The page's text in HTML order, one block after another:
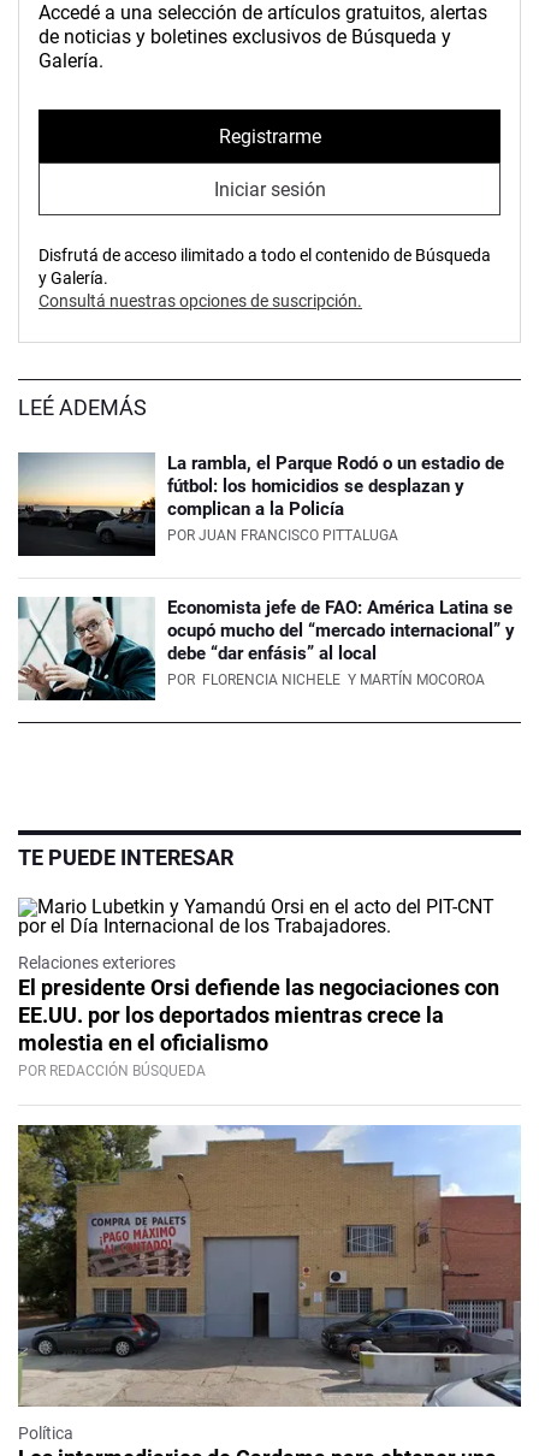
Accedé a una selección de artículos gratuitos, alertas
de noticias y boletines exclusivos de Búsqueda y
Galería.
Registrarme
Iniciar sesión
Disfrutá de acceso ilimitado a todo el contenido de Búsqueda
y Galería.
Consultá nuestras opciones de suscripción.
LEÉ ADEMÁS
La rambla, el Parque Rodó o un estadio de
fútbol: los homicidios se desplazan y
complican a la Policía
POR JUAN FRANCISCO PITTALUGA
Economista jefe de FAO: América Latina se
ocupó mucho del “mercado internacional” y
debe “dar enfásis” al local
POR FLORENCIA NICHELE Y MARTÍN MOCOROA
TE PUEDE INTERESAR
Relaciones exteriores
El presidente Orsi defiende las negociaciones con
EE.UU. por los deportados mientras crece la
molestia en el oficialismo
POR REDACCIÓN BÚSQUEDA
Política